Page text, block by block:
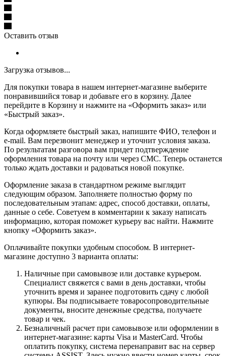
Оставить отзыв
Загрузка отзывов...
Для покупки товара в нашем интернет-магазине выберите
понравившийся товар и добавьте его в корзину. Далее
перейдите в Корзину и нажмите на «Оформить заказ» или
«Быстрый заказ».
Когда оформляете быстрый заказ, напишите ФИО, телефон и
e-mail. Вам перезвонит менеджер и уточнит условия заказа.
По результатам разговора вам придет подтверждение
оформления товара на почту или через СМС. Теперь останется
только ждать доставки и радоваться новой покупке.
Оформление заказа в стандартном режиме выглядит
следующим образом. Заполняете полностью форму по
последовательным этапам: адрес, способ доставки, оплаты,
данные о себе. Советуем в комментарии к заказу написать
информацию, которая поможет курьеру вас найти. Нажмите
кнопку «Оформить заказ».
Оплачивайте покупки удобным способом. В интернет-
магазине доступно 3 варианта оплаты:
Наличные при самовывозе или доставке курьером.
Специалист свяжется с вами в день доставки, чтобы
уточнить время и заранее подготовить сдачу с любой
купюры. Вы подписываете товаросопроводительные
документы, вносите денежные средства, получаете
товар и чек.
Безналичный расчет при самовывозе или оформлении в
интернет-магазине: карты Visa и MasterCard. Чтобы
оплатить покупку, система перенаправит вас на сервер